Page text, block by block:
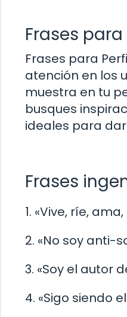
Frases
Frases para
atención en los
muestra en tu
busques
ideales para
Frases
1. «Vive, ríe,
2. «No soy anti-
3. «Soy el autor
4. «Sigo siendo